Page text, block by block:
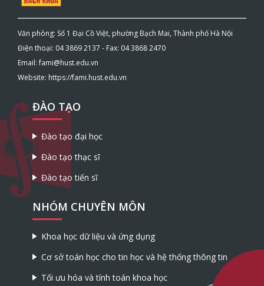
Văn phòng: Số 1 Đại Cồ Việt, phường Bạch Mai, Thành phố Hà Nội
Điện thoại: 04 3869 2137 - Fax: 04 3868 2470
Email: fami@hust.edu.vn
Website: https://fami.hust.edu.vn
ĐÀO TẠO
Đào tạo đại học
Đào tạo thạc sĩ
Đào tạo tiến sĩ
NHÓM CHUYÊN MÔN
Khoa học dữ liệu và ứng dụng
Cơ sở toán học cho tin học và hệ thống thông tin
Tối ưu hóa và tính toán khoa học